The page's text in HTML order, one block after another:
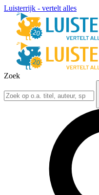
Luisterrijk - vertelt alles
Zoek